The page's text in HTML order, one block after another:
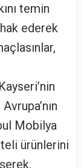
temin
ederek
Mobilya
ürünlerini